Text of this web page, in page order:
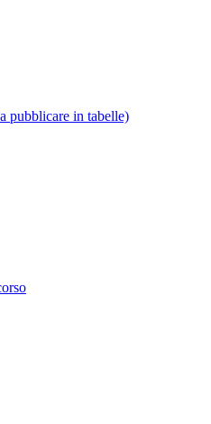
pubblicare in tabelle)